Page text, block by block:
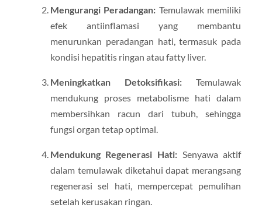
Mengurangi Peradangan: Temulawak memiliki
efek antiinflamasi yang membantu
menurunkan peradangan hati, termasuk pada
kondisi hepatitis ringan atau fatty liver.
Meningkatkan Detoksifikasi: Temulawak
mendukung proses metabolisme hati dalam
membersihkan racun dari tubuh, sehingga
fungsi organ tetap optimal.
Mendukung Regenerasi Hati: Senyawa aktif
dalam temulawak diketahui dapat merangsang
regenerasi sel hati, mempercepat pemulihan
setelah kerusakan ringan.